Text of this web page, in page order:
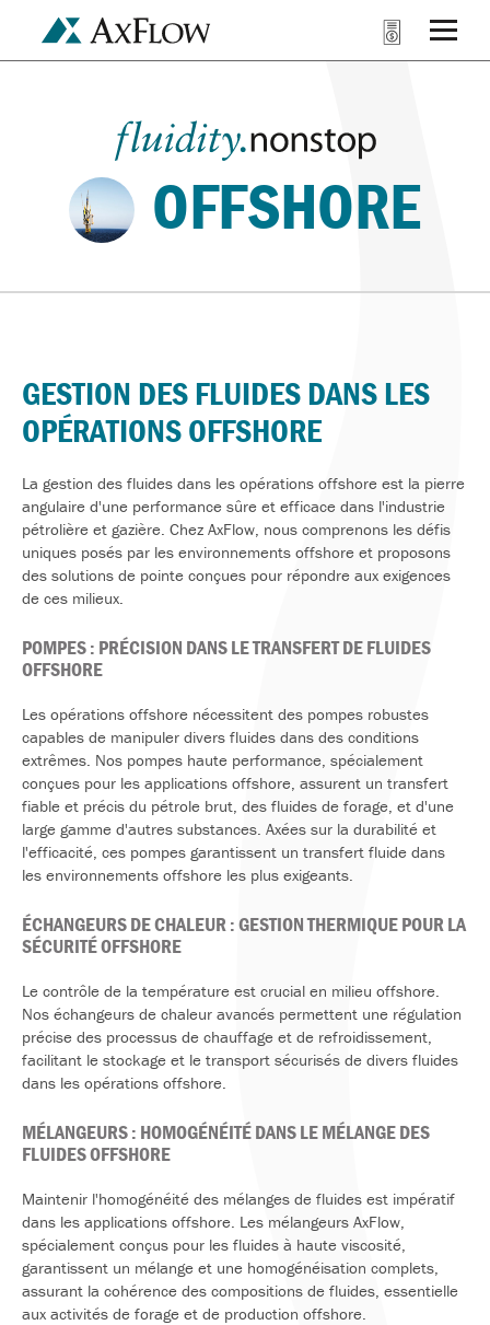
OFFSHORE
GESTION DES FLUIDES DANS LES
OPÉRATIONS OFFSHORE
La gestion des fluides dans les opérations offshore est la pierre
angulaire d'une performance sûre et efficace dans l'industrie
pétrolière et gazière. Chez AxFlow, nous comprenons les défis
uniques posés par les environnements offshore et proposons
des solutions de pointe conçues pour répondre aux exigences
de ces milieux.
POMPES : PRÉCISION DANS LE TRANSFERT DE FLUIDES
OFFSHORE
Les opérations offshore nécessitent des pompes robustes
capables de manipuler divers fluides dans des conditions
extrêmes. Nos pompes haute performance, spécialement
conçues pour les applications offshore, assurent un transfert
fiable et précis du pétrole brut, des fluides de forage, et d'une
large gamme d'autres substances. Axées sur la durabilité et
l'efficacité, ces pompes garantissent un transfert fluide dans
les environnements offshore les plus exigeants.
ÉCHANGEURS DE CHALEUR : GESTION THERMIQUE POUR LA
SÉCURITÉ OFFSHORE
Le contrôle de la température est crucial en milieu offshore.
Nos échangeurs de chaleur avancés permettent une régulation
précise des processus de chauffage et de refroidissement,
facilitant le stockage et le transport sécurisés de divers fluides
dans les opérations offshore.
MÉLANGEURS : HOMOGÉNÉITÉ DANS LE MÉLANGE DES
FLUIDES OFFSHORE
Maintenir l'homogénéité des mélanges de fluides est impératif
dans les applications offshore. Les mélangeurs AxFlow,
spécialement conçus pour les fluides à haute viscosité,
garantissent un mélange et une homogénéisation complets,
assurant la cohérence des compositions de fluides, essentielle
aux activités de forage et de production offshore.